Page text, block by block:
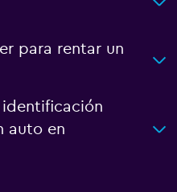
para rentar un
auto en